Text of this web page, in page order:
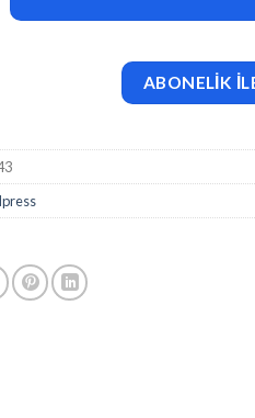
ÖZEL
Caching
ABONELİK